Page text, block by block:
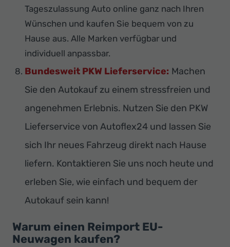
Tageszulassung Auto online ganz nach Ihren
Wünschen und kaufen Sie bequem von zu
Hause aus. Alle Marken verfügbar und
individuell anpassbar.
Bundesweit PKW Lieferservice: Machen
Sie den Autokauf zu einem stressfreien und
angenehmen Erlebnis. Nutzen Sie den PKW
Lieferservice von Autoflex24 und lassen Sie
sich Ihr neues Fahrzeug direkt nach Hause
liefern. Kontaktieren Sie uns noch heute und
erleben Sie, wie einfach und bequem der
Autokauf sein kann!
Warum einen Reimport EU-
Neuwagen kaufen?